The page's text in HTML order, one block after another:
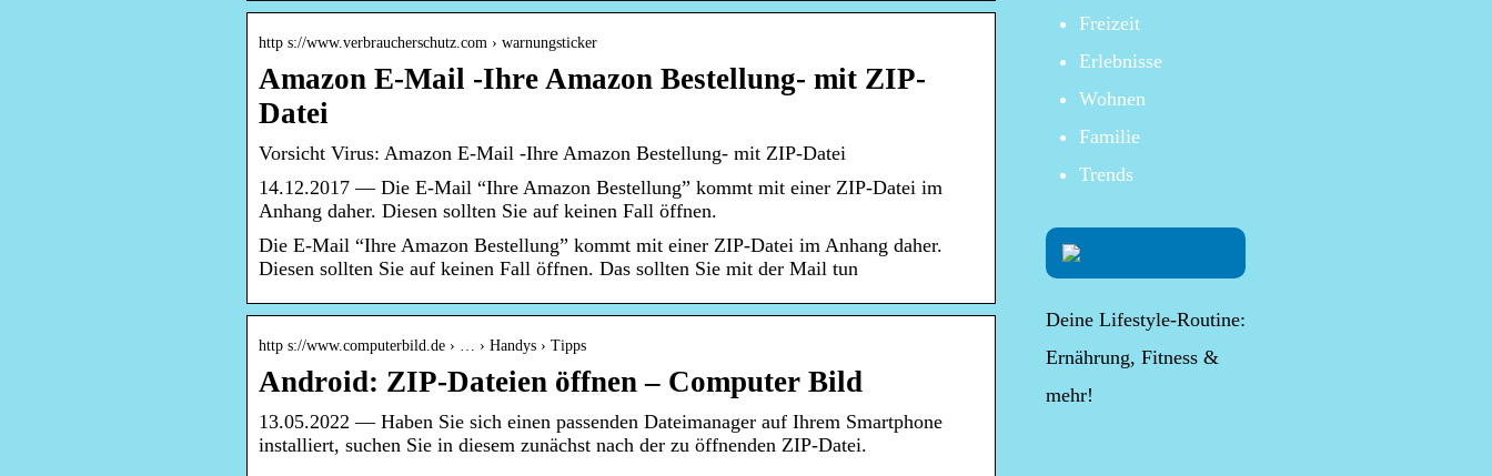
http s://www.verbraucherschutz.com › warnungsticker
Amazon E-Mail -Ihre Amazon Bestellung- mit ZIP-
Datei
Vorsicht Virus: Amazon E-Mail -Ihre Amazon Bestellung- mit ZIP-Datei
14.12.2017 — Die E-Mail “Ihre Amazon Bestellung” kommt mit einer ZIP-Datei im
Anhang daher. Diesen sollten Sie auf keinen Fall öffnen.
Die E-Mail “Ihre Amazon Bestellung” kommt mit einer ZIP-Datei im Anhang daher.
Diesen sollten Sie auf keinen Fall öffnen. Das sollten Sie mit der Mail tun
http s://www.computerbild.de › … › Handys › Tipps
Android: ZIP-Dateien öffnen – Computer Bild
13.05.2022 — Haben Sie sich einen passenden Dateimanager auf Ihrem Smartphone
installiert, suchen Sie in diesem zunächst nach der zu öffnenden ZIP-Datei.
Freizeit
Erlebnisse
Wohnen
Familie
Trends
Deine Lifestyle-Routine:
Ernährung, Fitness &
mehr!